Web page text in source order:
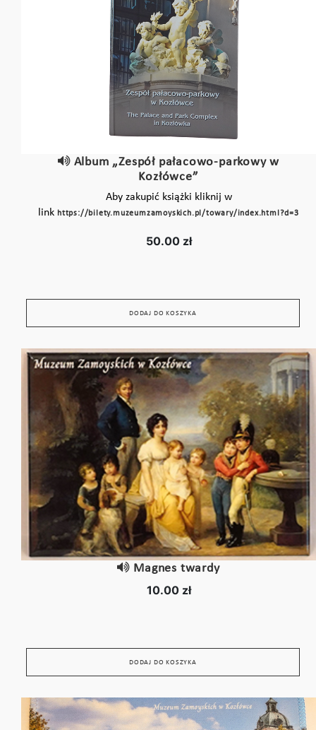
Album „Zespół pałacowo-parkowy w
Kozłówce”
Aby zakupić książki kliknij w
link https://bilety.muzeumzamoyskich.pl/towary/index.html?d=3
50.00 zł
DODAJ DO KOSZYKA
Magnes twardy
10.00 zł
DODAJ DO KOSZYKA